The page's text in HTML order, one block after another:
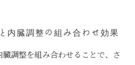
内臓調整の組み合わせ効果
臓調整を組み合わせることで、さ